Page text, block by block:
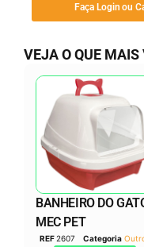
Faça Login ou
VEJA O QUE MAIS
BANHEIRO DO
MEC PET
REF2607 Categoria